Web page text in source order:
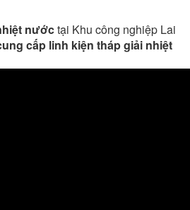
nướctại Khu công nghiệp Lai
cấp linh kiện tháp giải nhiệt